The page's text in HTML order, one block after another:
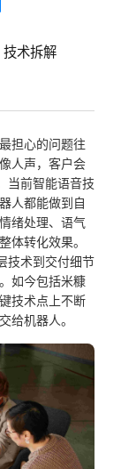
技术拆解
担心的问题往
人声，客户会
当前智能语音技
人都能做到自
绪处理、语气
体转化效果。
技术到交付细节
如今包括米糠
技术点上不断
给机器人。